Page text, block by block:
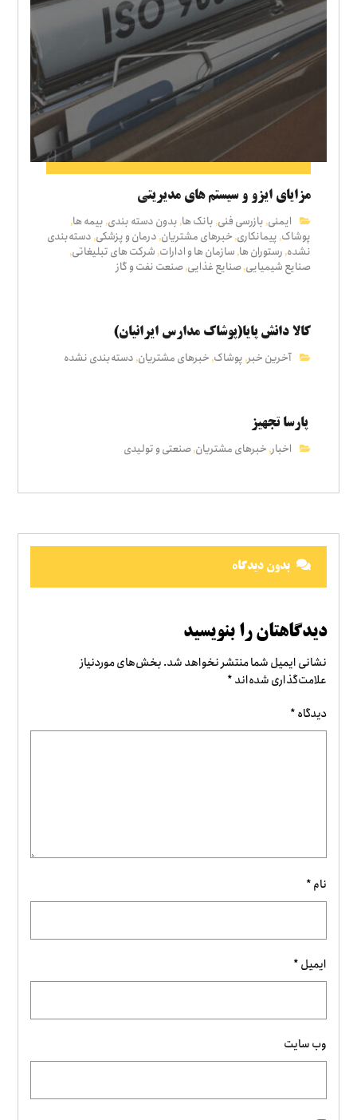
مزایای ایزو و سیستم های مدیریتی
ایمنی,بازرسی فنی,بانک ها,بدون دسته بندی,بیمه ها,
پوشاک,پیمانکاری,خبرهای مشتریان,درمان و پزشکی,دسته‌بندی
نشده,رستوران ها,سازمان ها و ادارات,شرکت های تبلیغاتی,
صنایع شیمیایی,صنایع غذایی,صنعت نفت و گاز
کالا دانش پایا(پوشاک مدارس ایرانیان)
آخرین خبر,پوشاک,خبرهای مشتریان,دسته‌بندی نشده
پارسا تجهیز
اخبار,خبرهای مشتریان,صنعتی و تولیدی
بدون دیدگاه
دیدگاهتان را بنویسید
نشانی ایمیل شما منتشر نخواهد شد.بخش‌های موردنیاز
علامت‌گذاری شده‌اند*
دیدگاه*
نام*
ایمیل*
وب‌ سایت